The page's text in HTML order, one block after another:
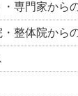
専門家から
整体院から